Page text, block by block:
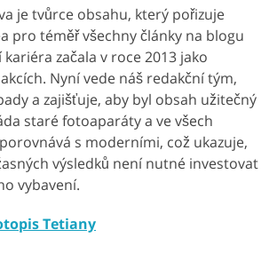
je tvůrce obsahu, který pořizuje
pro téměř všechny články na blogu
kariéra začala v roce 2013 jako
Nyní vede náš redakční tým,
a zajišťuje, aby byl obsah užitečný
staré fotoaparáty a ve všech
s moderními, což ukazuje,
výsledků není nutné investovat
vybavení.
Tetiany